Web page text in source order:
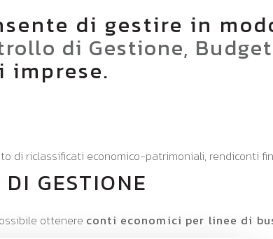
di gestire in
di Gestione,
imprese.
di riclassificati economico-patrimoniali, rendiconti
GESTIONE
ottenere conti economici per linee di